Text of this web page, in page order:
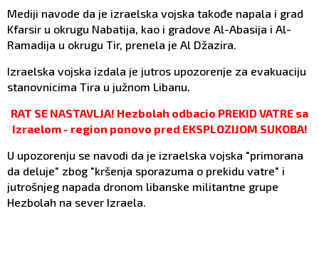
Mediji navode da je izraelska vojska takođe napala i grad
Kfarsir u okrugu Nabatija, kao i gradove Al-Abasija i Al-
Ramadija u okrugu Tir, prenela je Al Džazira.
Izraelska vojska izdala je jutros upozorenje za evakuaciju
stanovnicima Tira u južnom Libanu.
RAT SE NASTAVLJA! Hezbolah odbacio PREKID VATRE sa
Izraelom - region ponovo pred EKSPLOZIJOM SUKOBA!
U upozorenju se navodi da je izraelska vojska "primorana
da deluje" zbog "kršenja sporazuma o prekidu vatre" i
jutrošnjeg napada dronom libanske militantne grupe
Hezbolah na sever Izraela.